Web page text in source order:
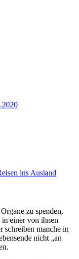
ins Ausland
zu spenden,
einer von ihnen
schreiben manche in
nicht „an